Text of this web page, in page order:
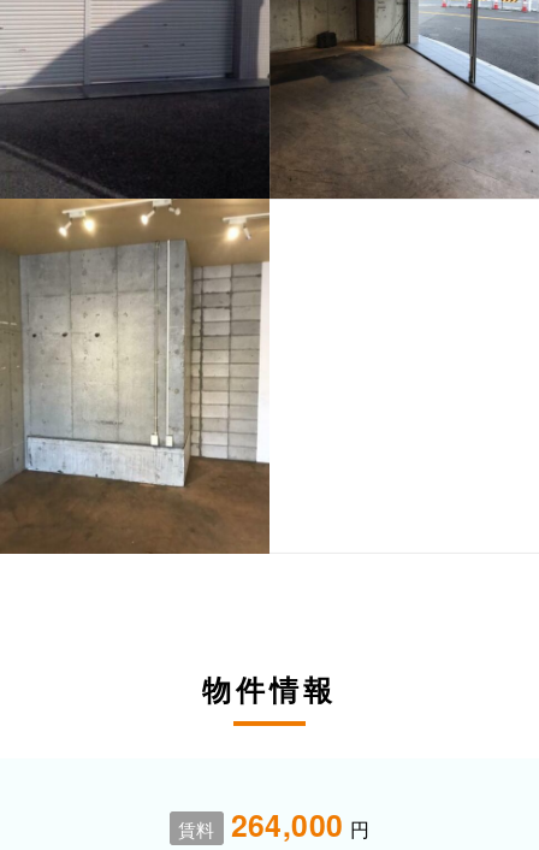
物件情報
賃料 264,000 円